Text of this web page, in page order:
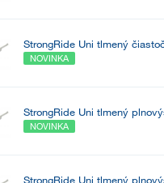
StrongRide Uni tlmený
NOVINKA
StrongRide Uni tlmený
NOVINKA
StrongRide Uni tlmený